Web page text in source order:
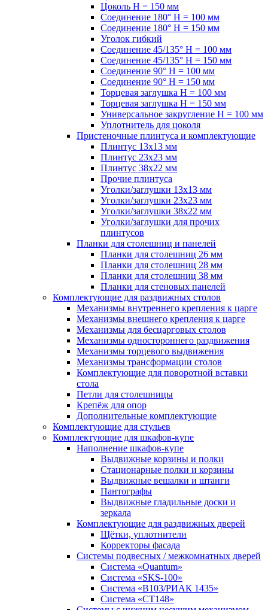
Цоколь H = 150 мм
Соединение 180° H = 100 мм
Соединение 180° H = 150 мм
Уголок гибкий
Соединение 45/135° H = 100 мм
Соединение 45/135° H = 150 мм
Соединение 90° H = 100 мм
Соединение 90° H = 150 мм
Торцевая заглушка H = 100 мм
Торцевая заглушка H = 150 мм
Универсальное закругление H = 100 мм
Уплотнитель для цоколя
Пристеночные плинтуса и комплектующие
Плинтус 13х13 мм
Плинтус 23х23 мм
Плинтус 38х22 мм
Прочие плинтуса
Уголки/заглушки 13х13 мм
Уголки/заглушки 23х23 мм
Уголки/заглушки 38х22 мм
Уголки/заглушки для прочих
плинтусов
Планки для столешниц и панелей
Планки для столешниц 26 мм
Планки для столешниц 28 мм
Планки для столешниц 38 мм
Планки для стеновых панелей
Комплектующие для раздвижных столов
Механизмы внутреннего крепления к царге
Механизмы внешнего крепления к царге
Механизмы для бесцарговых столов
Механизмы одностороннего раздвижения
Механизмы торцевого выдвижения
Механизмы трансформации столов
Комплектующие для поворотной вставки
стола
Петли для столешницы
Крепёж для опор
Дополнительные комплектующие
Комплектующие для стульев
Комплектующие для шкафов-купе
Наполнение шкафов-купе
Выдвижные корзины и полки
Стационарные полки и корзины
Выдвижные вешалки и штанги
Пантографы
Выдвижные гладильные доски и
зеркала
Комплектующие для раздвижных дверей
Щётки, уплотнители
Корректоры фасада
Системы подвесных / межкомнатных дверей
Система «Quantum»
Система «SKS-100»
Система «B103/РИАК 1435»
Система «СТ148»